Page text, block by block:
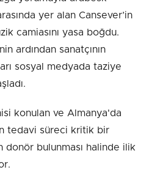
yer alan Cansever’in
camiasını yasa boğdu.
ardından sanatçının
sosyal medyada taziye
konulan ve Almanya'da
tedavi süreci kritik bir
donör bulunması halinde ilik